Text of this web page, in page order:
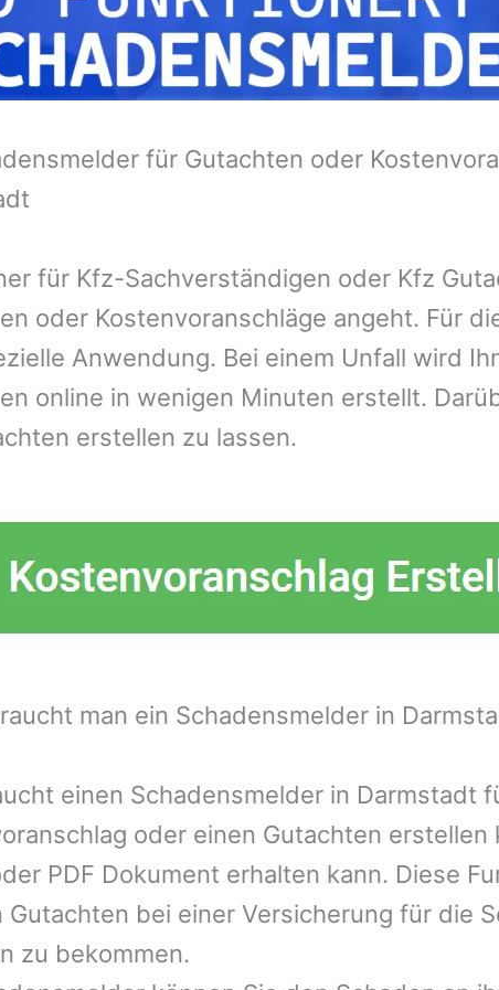
für Gutachten oder
für Kfz-Sachverständigen oder Kfz
oder Kostenvoranschläge angeht. Für
Anwendung. Bei einem Unfall wird
online in wenigen Minuten erstellt.
erstellen zu lassen.
man ein Schadensmelder in
einen Schadensmelder in Darmstadt
oder einen Gutachten
PDF Dokument erhalten kann. Diese
Gutachten bei einer Versicherung für die
zu bekommen.